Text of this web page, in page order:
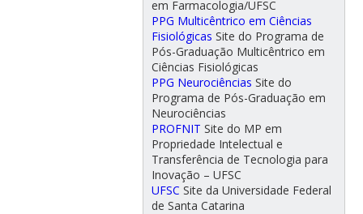
em Farmacologia/UFSC
PPG Multicêntrico em Ciências
Fisiológicas Site do Programa de
Pós-Graduação Multicêntrico em
Ciências Fisiológicas
PPG Neurociências Site do
Programa de Pós-Graduação em
Neurociências
PROFNIT Site do MP em
Propriedade Intelectual e
Transferência de Tecnologia para
Inovação – UFSC
UFSC Site da Universidade Federal
de Santa Catarina